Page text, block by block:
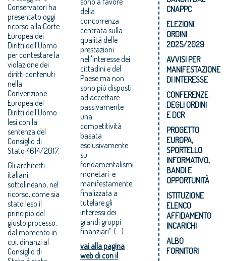
Conservatori ha
presentato oggi
ricorso alla Corte
Europea dei
Diritti dell’Uomo
per contestare la
violazione dei
diritti contenuti
nella
Convenzione
Europea dei
Diritti dell’Uomo
lesi con la
sentenza del
Consiglio di
Stato 4614/2017.
Gli architetti
italiani
sottolineano, nel
ricorso, come sia
stato leso il
principio del
giusto processo,
dal momento in
cui, dinanzi al
Consiglio di
della
concorrenza
centrata sulla
qualità delle
prestazioni
nell'interesse dei
cittadini e del
Paese ma non
sono più disposti
ad accettare
passivamente
una
competitività
basata
esclusivamente
su
fondamentalismi
monetari e
manifestamente
finalizzata a
tutelare gli
interessi dei
grandi gruppi
finanziari”. (...)
vai alla pagina
web di con il
CNAPPC
ELEZIONI
ORDINI
2025/2029
AVVISI PER
MANIFESTAZIONE
DI INTERESSE
CONFERENZE
DEGLI ORDINI
E DCR
PROGETTO
EUROPA,
SPORTELLO
INFORMATIVO,
BANDI E
OPPORTUNITÀ
ISTITUZIONE
ELENCO
AFFIDAMENTO
INCARICHI
ALBO
FORNITORI